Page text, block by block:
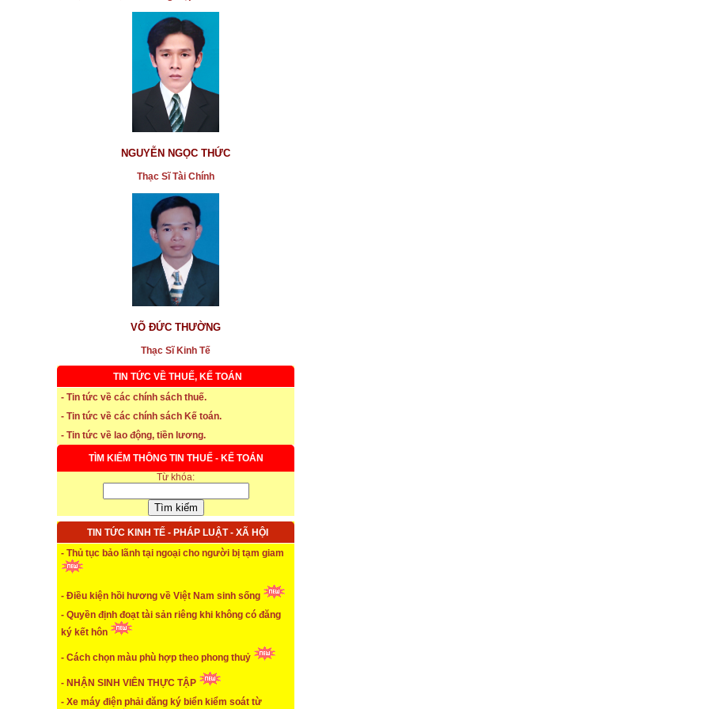
NGUYỄN NGỌC THỨC
Thạc Sĩ Tài Chính
VÕ ĐỨC THƯỜNG
Thạc Sĩ Kinh Tế
TIN TỨC VỀ THUẾ, KẾ TOÁN
- Tin tức về các chính sách thuế.
- Tin tức về các chính sách Kế toán.
- Tin tức về lao động, tiền lương.
TÌM KIẾM THÔNG TIN THUẾ - KẾ TOÁN
Từ khóa:
TIN TỨC KINH TẾ - PHÁP LUẬT - XÃ HỘI
- Thủ tục bảo lãnh tại ngoại cho người bị tạm giam
- Điều kiện hồi hương về Việt Nam sinh sống
- Quyền định đoạt tài sản riêng khi không có đăng
ký kết hôn
- Cách chọn màu phù hợp theo phong thuỷ
- NHẬN SINH VIÊN THỰC TẬP
- Xe máy điện phải đăng ký biển kiểm soát từ
* Thời hạn đăng ký bảo hiểm thất nghiệp
...xem chi tiết
* Thời hiệu xử phạt trong xây dựng
* NHẬN SINH VIÊN THỰC TẬP
* ĐÀO TẠO KẾ TOÁN THỰC HÀNH
...xem chi tiết
* TUYỂN DỤNG KẾ TOÁN (thường xuyên)
* Cách chọn màu phù hợp theo phong thuỷ